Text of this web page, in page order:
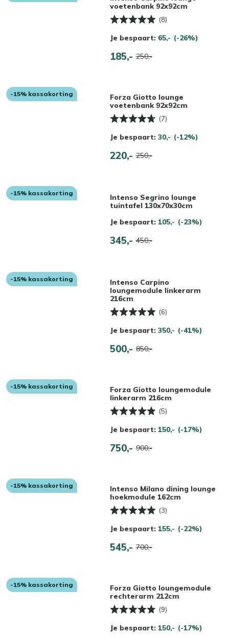
voetenbank 92x92cm
(8)
Je bespaart: 65,- (-26%)
185,- 250,-
-15% kassakorting
Forza Giotto lounge
voetenbank 92x92cm
(7)
Je bespaart: 30,- (-12%)
220,- 250,-
-15% kassakorting
Intenso Segrino lounge
tuintafel 130x70x30cm
Je bespaart: 105,- (-23%)
345,- 450,-
-15% kassakorting
Intenso Carpino
loungemodule linkerarm
216cm
(6)
Je bespaart: 350,- (-41%)
500,- 850,-
-15% kassakorting
Forza Giotto loungemodule
linkerarm 216cm
(5)
Je bespaart: 150,- (-17%)
750,- 900,-
-15% kassakorting
Intenso Milano dining lounge
hoekmodule 162cm
(3)
Je bespaart: 155,- (-22%)
545,- 700,-
-15% kassakorting
Forza Giotto loungemodule
rechterarm 212cm
(9)
Je bespaart: 150,- (-17%)